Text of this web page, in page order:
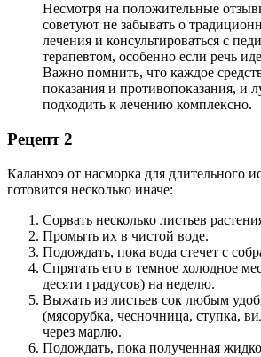
Несмотря на положительные
советуют не забывать о
лечения и консультироваться с
терапевтом, особенно если речь
Важно помнить, что каждое
показания и противопоказания, и
подходить к лечению комплексно.
Рецепт 2
Каланхоэ от насморка для длительного
готовится несколько иначе:
Сорвать несколько листьев
Промыть их в чистой воде.
Подождать, пока вода стечет с
Спрятать его в темное холодное
десяти градусов) на неделю.
Выжать из листьев сок любым
(мясорубка, чесночница, ступка,
через марлю.
Подождать, пока полученная